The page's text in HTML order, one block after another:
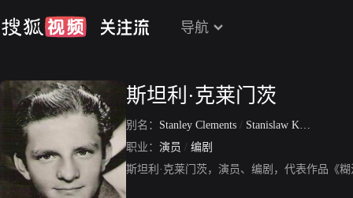
导航
斯坦利·克莱门茨
别名： Stanley Clements / Stanislaw Klimowicz
职业： 演员 / 编剧
斯坦利·克莱门茨，演员、编剧，代表作品《